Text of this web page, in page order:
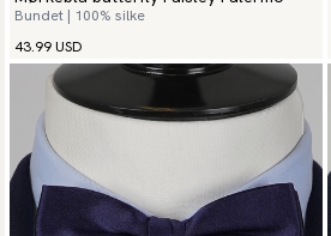
Bundet | 100% silke
43.99 USD